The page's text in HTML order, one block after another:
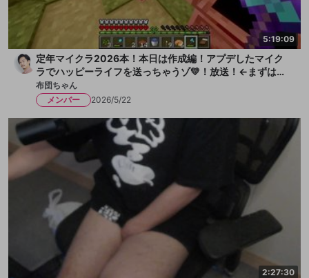
5:19:09
定年マイクラ2026本！本日は作成編！アプデしたマイク
ラでハッピーライフを送っちゃうゾ💛！放送！←まずは水
を一献、そして枇杷ゼリーをちびっと
布団ちゃん
メンバー
2026/5/22
2:27:30